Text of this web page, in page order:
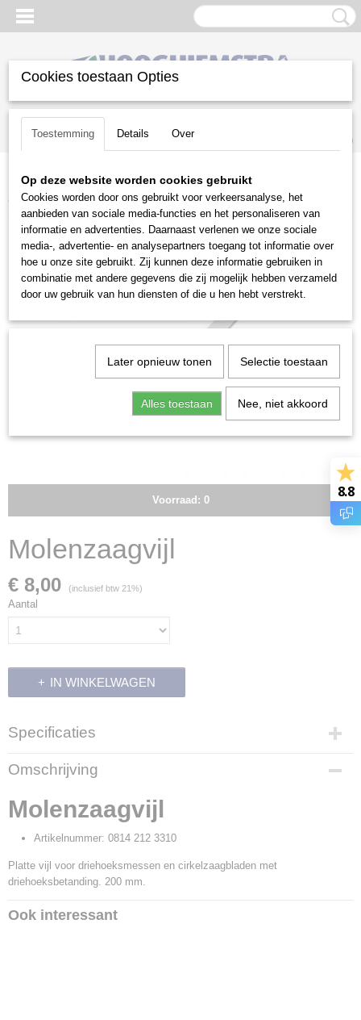
Inloggen Registreren
(0)
Home >Gazononderhoud>Bosmaaiers | toebehoren
Grassnijbladen> Stihl >Molenzaagvijl
Voorraad: 0
Molenzaagvijl
€ 8,00 (inclusief btw 21%)
Aantal
IN WINKELWAGEN
Specificaties
Productcode
7066
Productcode leverancier
0814 212 3310
Omschrijving
Molenzaagvijl
Artikelnummer: 0814 212 3310
Platte vijl voor driehoeksmessen en cirkelzaagbladen met
driehoeksbetanding. 200 mm.
Ook interessant
8.8
Cookies toestaan Opties
Toestemming Details Over
Op deze website worden cookies gebruikt
Cookies worden door ons gebruikt voor verkeersanalyse, het
aanbieden van sociale media-functies en het personaliseren van
informatie en advertenties. Daarnaast verlenen we onze sociale
media-, advertentie- en analysepartners toegang tot informatie over
hoe u onze site gebruikt. Zij kunnen deze informatie gebruiken in
combinatie met andere gegevens die zij mogelijk hebben verzameld
door uw gebruik van hun diensten of die u hen hebt verstrekt.
Later opnieuw tonen Selectie toestaan
Alles toestaan Nee, niet akkoord